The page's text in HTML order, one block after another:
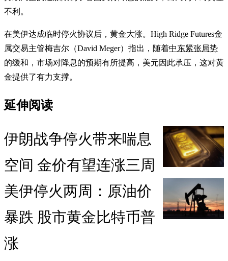
不利。
在美伊达成临时停火协议后，黄金大涨。High Ridge Futures金
属交易主管梅吉尔（David Meger）指出，随着中东紧张局势
的缓和，市场对降息的预期有所提高，美元因此承压，这对黄
金提供了有力支撑。
延伸阅读
伊朗战争停火带来喘息
空间 金价有望连涨三周
美伊停火两周：原油价
暴跌 股市黄金比特币普
涨